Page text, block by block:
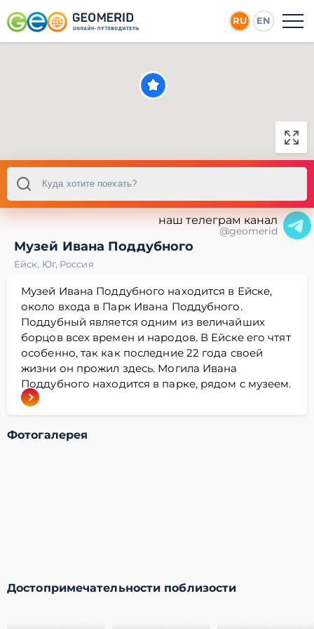
RU EN
наш телеграм канал
@geomerid
Музей Ивана Поддубного
Ейск, Юг, Россия
Музей Ивана Поддубного находится в Ейске,
около входа в Парк Ивана Поддубного.
Поддубный является одним из величайших
борцов всех времен и народов. В Ейске его чтят
особенно, так как последние 22 года своей
жизни он прожил здесь. Могила Ивана
Поддубного находится в парке, рядом с музеем.
Фотогалерея
Достопримечательности поблизости